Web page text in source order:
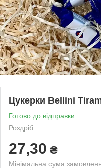
Цукерки Bellini
Готово до відправки
Роздріб
27,30 ₴
Мінімальна сума